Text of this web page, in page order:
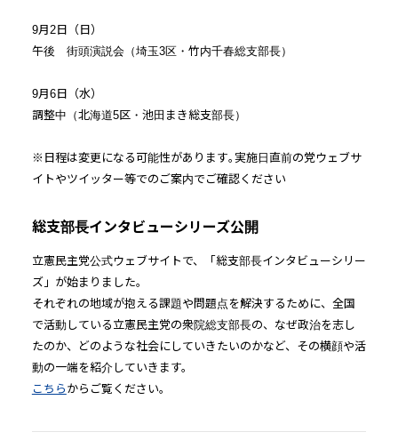
9月2日（日）
午後 街頭演説会（埼玉3区・竹内千春総支部長）
9月6日（水）
調整中（北海道5区・池田まき総支部長）
※日程は変更になる可能性があります｡実施日直前の党ウェブサ
イトやツイッター等でのご案内でご確認ください
総支部長インタビューシリーズ公開
立憲民主党公式ウェブサイトで、「総支部長インタビューシリー
ズ」が始まりました。
それぞれの地域が抱える課題や問題点を解決するために、全国
で活動している立憲民主党の衆院総支部長の、なぜ政治を志し
たのか、どのような社会にしていきたいのかなど、その横顔や活
動の一端を紹介していきます。
こちら からご覧ください。